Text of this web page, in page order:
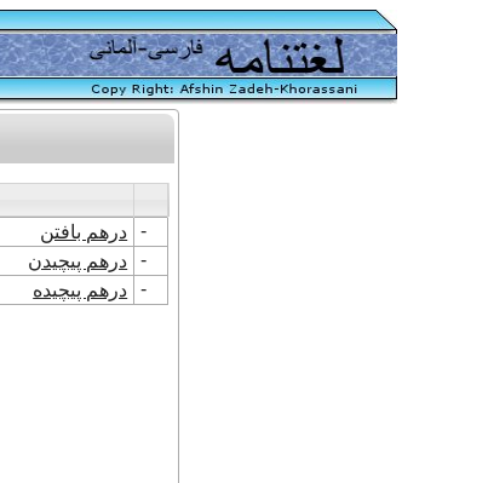
درهم بافتن
-
درهم پیچیدن
-
درهم پیچیده -